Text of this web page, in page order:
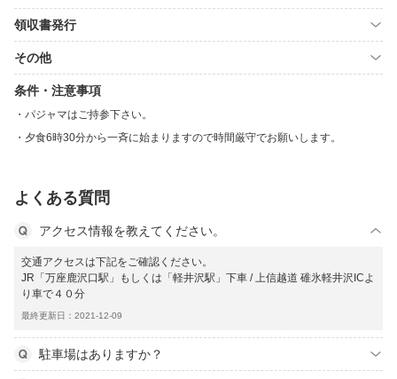
領収書発行
その他
条件・注意事項
パジャマはご持参下さい。
夕食6時30分から一斉に始まりますので時間厳守でお願いします。
よくある質問
アクセス情報を教えてください。
交通アクセスは下記をご確認ください。
JR「万座鹿沢口駅」もしくは「軽井沢駅」下車 / 上信越道 碓氷軽井沢ICよ
り車で４０分
最終更新日：2021-12-09
駐車場はありますか？